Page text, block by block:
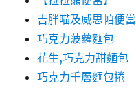
吉胖喵及威思帕便當
巧克力菠蘿麵包
花生,巧克力甜麵包
巧克力千層麵包捲